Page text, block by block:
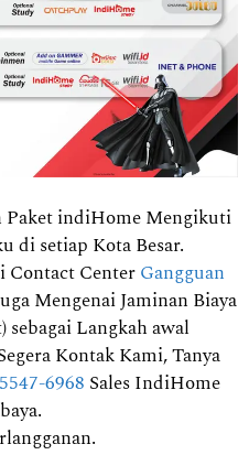
Paket indiHome Mengikuti
di setiap Kota Besar.
Contact CenterGangguan
Mengenai Jaminan Biaya
sebagai Langkah awal
Kontak Kami, Tanya
6968 Sales IndiHome